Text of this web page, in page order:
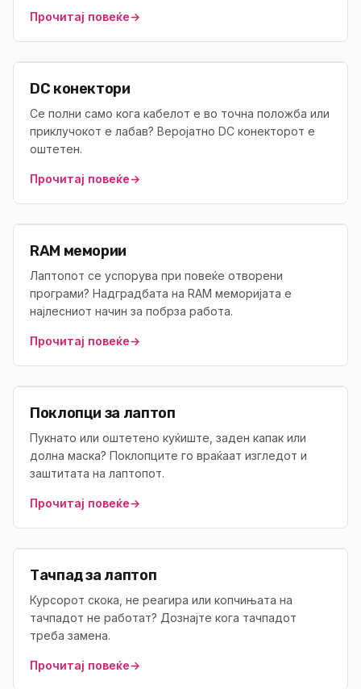
Прочитај повеќе→
DC конектори
Се полни само кога кабелот е во точна положба или
приклучокот е лабав? Веројатно DC конекторот е
оштетен.
Прочитај повеќе→
RAM мемории
Лаптопот се успорува при повеќе отворени
програми? Надградбата на RAM меморијата е
најлесниот начин за побрза работа.
Прочитај повеќе→
Поклопци за лаптоп
Пукнато или оштетено куќиште, заден капак или
долна маска? Поклопците го враќаат изгледот и
заштитата на лаптопот.
Прочитај повеќе→
Тачпад за лаптоп
Курсорот скока, не реагира или копчињата на
тачпадот не работат? Дознајте кога тачпадот
треба замена.
Прочитај повеќе→